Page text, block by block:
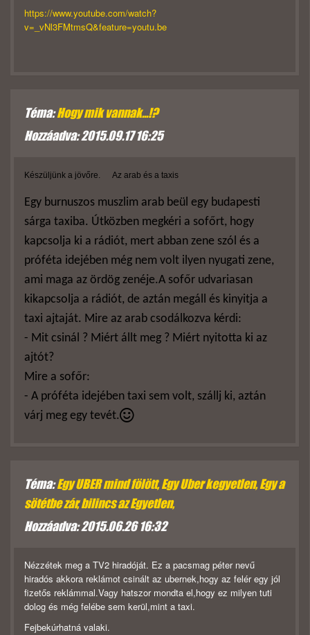
https://www.youtube.com/watch?
v=_vNl3FMtmsQ&feature=youtu.be
Téma:Hogy mik vannak...!?
Hozzáadva: 2015.09.17 16:25
Készüljünk a jövőre. Az arab és a taxis
Egy burnuszos muszlim arab beül egy budapesti
sárga taxiba. Útközben megkéri a sofőrt, hogy
kapcsolja ki a rádiót, mert abban zene szól és a
próféta idejében még nem volt ilyen nyugati zene,
ami maga az ördög zenéje.A sofőr udvariasan
kikapcsolja a rádiót, de aztán megáll és kinyitja a
taxi ajtaját. Mire az arab csodálkozva kérdi:
- Mit csinál ? Miért állt meg ? Miért nyitotta ki az
ajtót?
Mire a sofőr:
- A próféta idejében taxi sem volt, szállj ki, aztán
várj meg egy tevét.
Téma:Egy UBER mind fölött, Egy Uber kegyetlen, Egy a
sötétbe zár, bilincs az Egyetlen,
Hozzáadva: 2015.06.26 16:32
Nézzétek meg a TV2 hiradóját. Ez a pacsmag péter nevű
hiradós akkora reklámot csinált az ubernek,hogy az felér egy jól
fizetős reklámmal.Vagy hatszor mondta el,hogy ez milyen tuti
dolog és még felébe sem kerül,mint a taxi.
Fejbekúrhatná valaki.